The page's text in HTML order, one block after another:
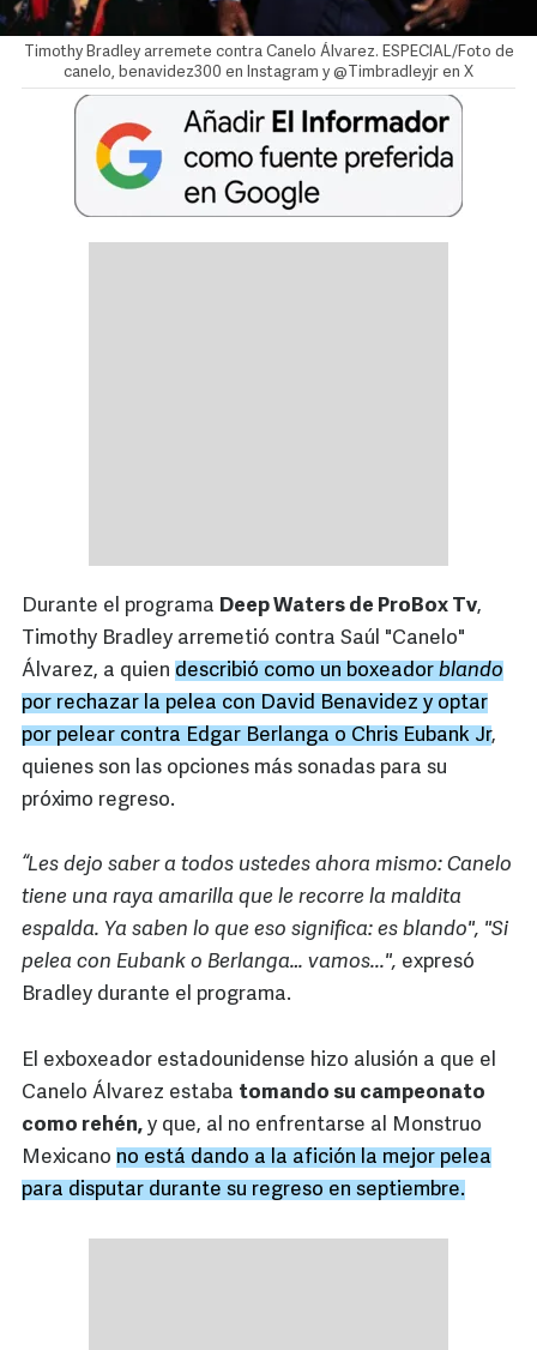
Timothy Bradley arremete contra Canelo Álvarez. ESPECIAL/Foto de
canelo, benavidez300 en Instagram y @Timbradleyjr en X
Durante el programa Deep Waters de ProBox Tv,
Timothy Bradley arremetió contra Saúl "Canelo"
Álvarez, a quien describió como un boxeador blando
por rechazar la pelea con David Benavidez y optar
por pelear contra Edgar Berlanga o Chris Eubank Jr,
quienes son las opciones más sonadas para su
próximo regreso.
“Les dejo saber a todos ustedes ahora mismo: Canelo
tiene una raya amarilla que le recorre la maldita
espalda. Ya saben lo que eso significa: es blando", "Si
pelea con Eubank o Berlanga… vamos...", expresó
Bradley durante el programa.
El exboxeador estadounidense hizo alusión a que el
Canelo Álvarez estaba tomando su campeonato
como rehén, y que, al no enfrentarse al Monstruo
Mexicano no está dando a la afición la mejor pelea
para disputar durante su regreso en septiembre.